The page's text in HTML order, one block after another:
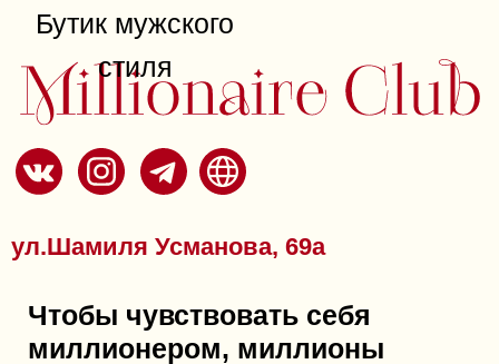
Туристическая компания New
World — туры вашей мечты
Проспект Мира, 49б
ТЦ "Палитра" 5 этаж, 19
Туристическая
компания